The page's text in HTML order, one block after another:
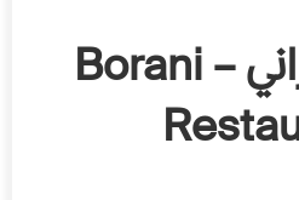
مطعم بوراني – Borani